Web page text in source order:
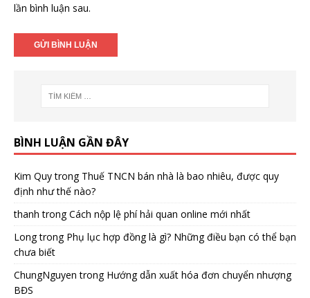
lần bình luận sau.
BÌNH LUẬN GẦN ĐÂY
Kim Quytrong Thuế TNCN bán nhà là bao nhiêu, được quy
định như thế nào?
thanh trongCách nộp lệ phí hải quan online mới nhất
Longtrong Phụ lục hợp đồng là gì? Những điều bạn có thể bạn
chưa biết
ChungNguyen trong Hướng dẫn xuất hóa đơn chuyển nhượng
BĐS